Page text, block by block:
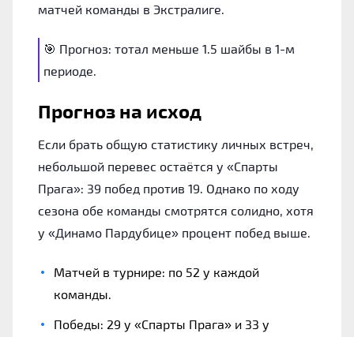
матчей команды в Экстралиге.
🎯 Прогноз: тотал меньше 1.5 шайбы в 1-м
периоде.
Прогноз на исход
Если брать общую статистику личных встреч,
небольшой перевес остаётся у «Спарты
Прага»: 39 побед против 19. Однако по ходу
сезона обе команды смотрятся солидно, хотя
у «Динамо Пардубице» процент побед выше.
Матчей в турнире: по 52 у каждой
команды.
Победы: 29 у «Спарты Прага» и 33 у